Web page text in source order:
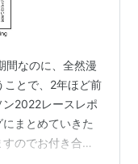
間なのに、全然漫
とで、2年ほど前
2022レースレポ
にまとめていきた
のでお付き合い